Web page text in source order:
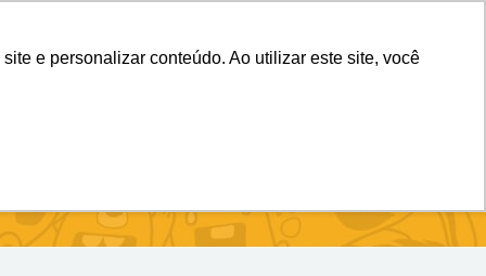
e personalizar conteúdo. Ao utilizar este site, você